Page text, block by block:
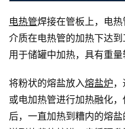
电热管焊接在管板上，电
介质在电热管的加热下达
用于储罐中加热，具有重量
将粉状的熔盐放入熔盐炉
或电加热管进行加热融化
后，一直加热到糟内的熔